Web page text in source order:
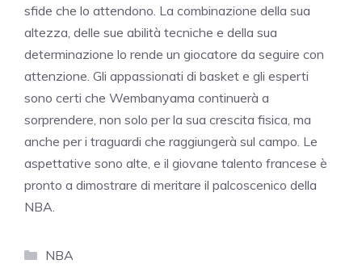
sfide che lo attendono. La combinazione della sua
altezza, delle sue abilità tecniche e della sua
determinazione lo rende un giocatore da seguire con
attenzione. Gli appassionati di basket e gli esperti
sono certi che Wembanyama continuerà a
sorprendere, non solo per la sua crescita fisica, ma
anche per i traguardi che raggiungerà sul campo. Le
aspettative sono alte, e il giovane talento francese è
pronto a dimostrare di meritare il palcoscenico della
NBA.
Categorie
NBA